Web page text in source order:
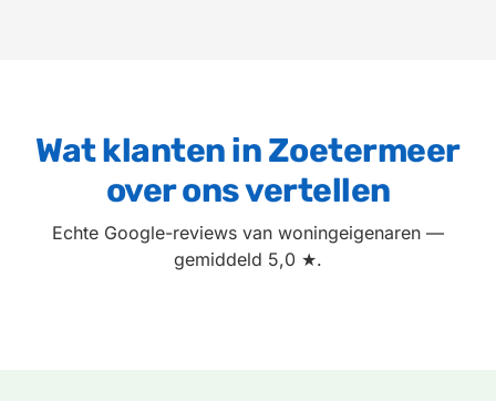
Wat klanten in Zoetermeer
over ons vertellen
Echte Google-reviews van woningeigenaren —
gemiddeld 5,0 ★.